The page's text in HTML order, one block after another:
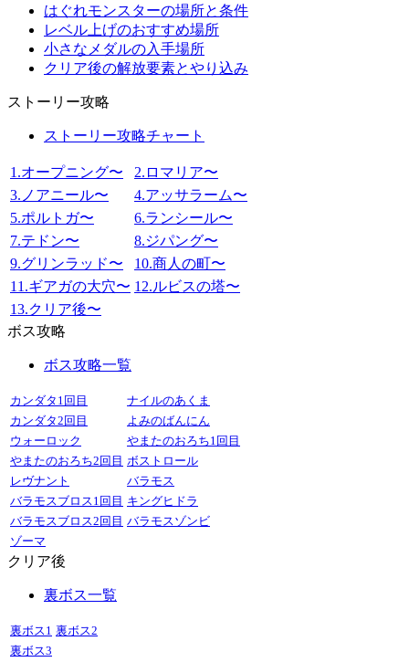
はぐれモンスターの場所と条件
レベル上げのおすすめ場所
小さなメダルの入手場所
クリア後の解放要素とやり込み
ストーリー攻略
ストーリー攻略チャート
1.オープニング〜
2.ロマリア〜
3.ノアニール〜
4.アッサラーム〜
5.ポルトガ〜
6.ランシール〜
7.テドン〜
8.ジパング〜
9.グリンラッド〜
10.商人の町〜
11.ギアガの大穴〜 12.ルビスの塔〜
13.クリア後〜
ボス攻略
ボス攻略一覧
カンダタ1回目
ナイルのあくま
カンダタ2回目
よみのばんにん
ウォーロック
やまたのおろち1回目
やまたのおろち2回目 ボストロール
レヴナント
バラモス
バラモスブロス1回目 キングヒドラ
バラモスブロス2回目 バラモスゾンビ
ゾーマ
クリア後
裏ボス一覧
裏ボス1 裏ボス2
裏ボス3